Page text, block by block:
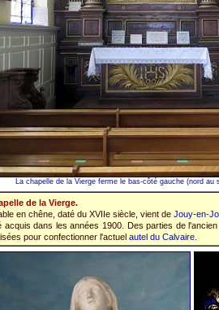
La chapelle de la Vierge ferme le bas-côté gauche (nord au
de la Vierge.
en chêne, daté du XVIIe siècle, vient de Jouy-en-
acquis dans les années 1900. Des parties de
pour confectionner l'actuel autel du Calvaire